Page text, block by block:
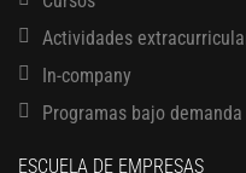
Actividades
In-company
Programas bajo demanda
ESCUELA DE EMPRESAS